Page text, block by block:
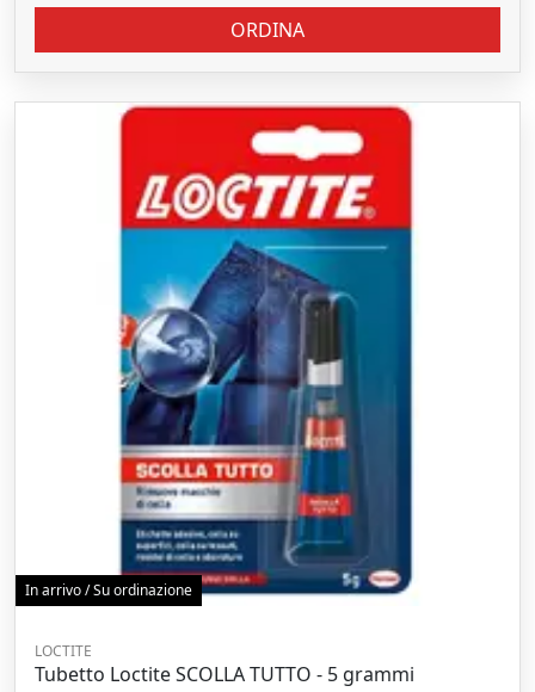
ORDINA
In arrivo / Su ordinazione
LOCTITE
Tubetto Loctite SCOLLA TUTTO - 5 grammi